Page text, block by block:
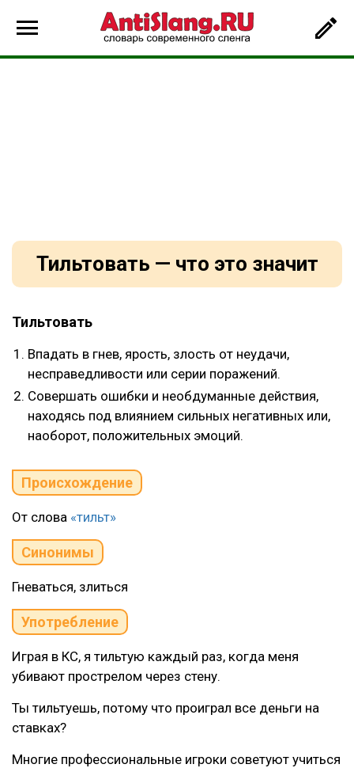
Тильтовать — что это значит
Тильтовать
Впадать в гнев, ярость, злость от неудачи,
несправедливости или серии поражений.
Совершать ошибки и необдуманные действия,
находясь под влиянием сильных негативных или,
наоборот, положительных эмоций.
Происхождение
От слова «тильт»
Синонимы
Гневаться, злиться
Употребление
Играя в КС, я тильтую каждый раз, когда меня
убивают прострелом через стену.
Ты тильтуешь, потому что проиграл все деньги на
ставках?
Многие профессиональные игроки советуют учиться